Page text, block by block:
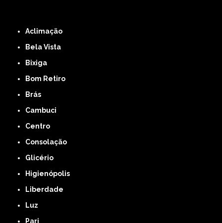
Aclimação
Bela Vista
Bixiga
Bom Retiro
Brás
Cambuci
Centro
Consolação
Glicério
Higienópolis
Liberdade
Luz
Pari